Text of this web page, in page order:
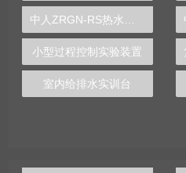
小型过程控制实验装置
室内给排水实训台